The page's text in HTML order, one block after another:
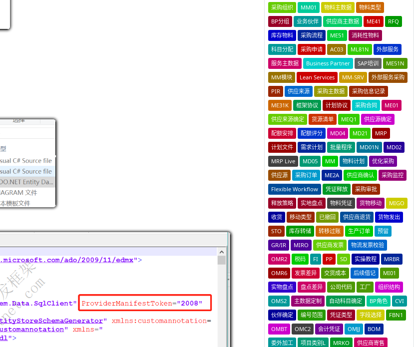
采购组织
MM01 物料主数据
物料类型
BP分组
业务伙伴 供应商主数据 ME41
RFQ
库存物料
采购流程 ME51
消耗性物料
科目分配
采购申请 AC03 ML81N
外部服务
服务主数据
Business Partner SAP培训
ME51N
MM模块
Lean Services MM-SRV
外部服务采购
PIR
供应来源 采购主数据
采购信息记录
ME31K
框架协议 计划协议 采购合同
ME01
供应来源确定
货源清单 MEQ1
供应源确定
配额安排
配额评分 MD04 MD21
MRP
计划文件
需求计划 批量程序 MD01N
MD02
MRP Live
MD05 MM 物料计划
优化采购
供应源
采购订单 ME2A 供应商确认
采购监控
Flexible Workflow
凭证释放
采购审批
释放策略
实地盘点 物料凭证 货物移动
MIGO
收货
移动类型 已撤回 供应商退货
货物发出
STO
库存转储 转移过账 生产订单
预留
GR/IR
MIRO 供应商发票
物流发票校验
OMR2
税码 FI PP SD 实操教程
MRBR
OMR6
发票差异 交货成本 后续借记
MI01
实物盘点
盘点差异 公司代码 工厂
组织结构
OMS2
主数据定制 自动科目确定 BP角色
CVI
伙伴确定
编号范围 凭证类型 字段选择
FBN1
OMBT
OMC2 会计凭证 OMJJ
BOM
委外加工
项目类别L MRKO
供应商寄售